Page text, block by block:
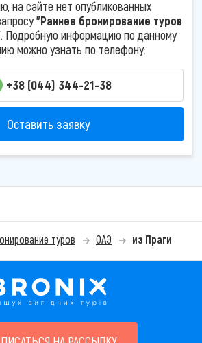
на сайте нет опубликованных
"Раннее бронирование туров
. Подробную информацию по данному
можно узнать по телефону:
+38 (044) 344-21-38
Оставить заявку
туров ОАЭ из Праги